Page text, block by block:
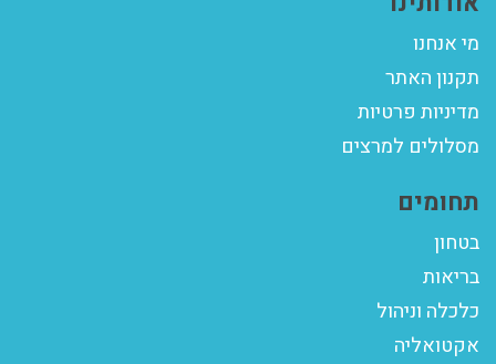
מי אנחנו
תקנון האתר
מדיניות פרטיות
מסלולים למרצים
תחומים
בטחון
בריאות
כלכלה וניהול
אקטואליה